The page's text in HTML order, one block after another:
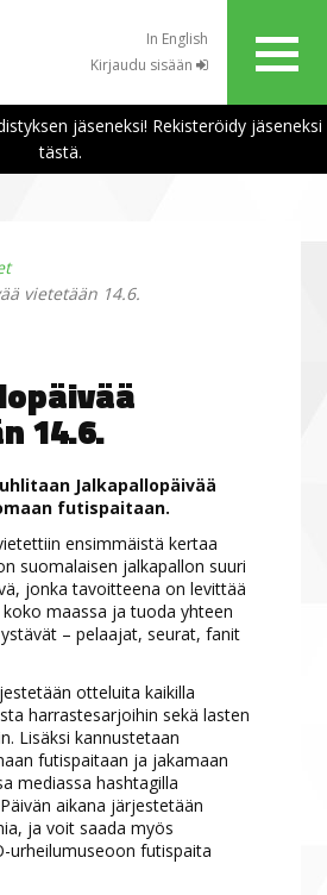
In English
Kirjaudu sisään
jäseneksi! Rekisteröidy jäseneksi
tästä.
vietetään 14.6.
14.6.
Jalkapallopäivää
futispaitaan.
ensimmäistä kertaa
suomalaisen jalkapallon suuri
jonka tavoitteena on levittää
maassa ja tuoda yhteen
– pelaajat, seurat, fanit
otteluita kaikilla
harrastesarjoihin sekä lasten
Lisäksi kannustetaan
futispaitaan ja jakamaan
mediassa hashtagilla
aikana järjestetään
ja voit saada myös
urheilumuseoon futispaita